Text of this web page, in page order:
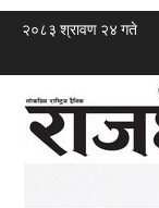
२०८३ श्रावण २४ गते